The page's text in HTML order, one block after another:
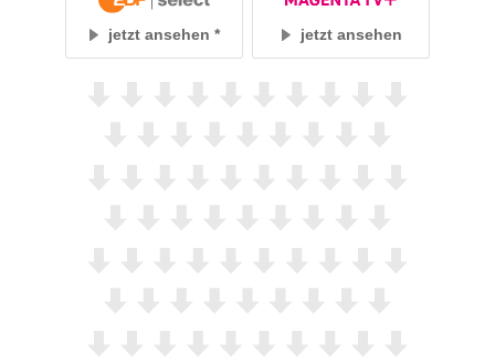
jetzt ansehen jetzt ansehen